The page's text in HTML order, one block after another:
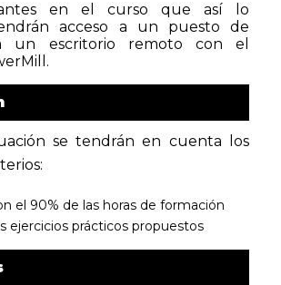
en el curso que así lo
acceso a un puesto de
un escritorio remoto con el
se tendrán en cuenta los
el 90% de las horas de formación
ejercicios prácticos propuestos